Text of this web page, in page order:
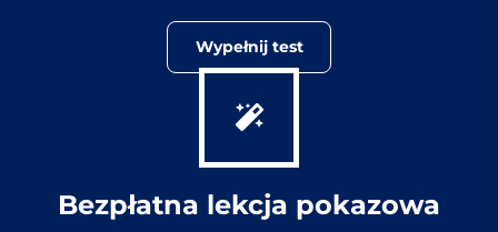
Wypełnij test
Bezpłatna lekcja pokazowa